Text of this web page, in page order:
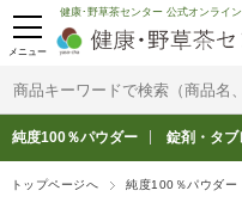
メニュー
健康･野草茶センター 公式オンライ
純度100％パウダー 錠剤・タブ
トップページへ 純度100％パウダー